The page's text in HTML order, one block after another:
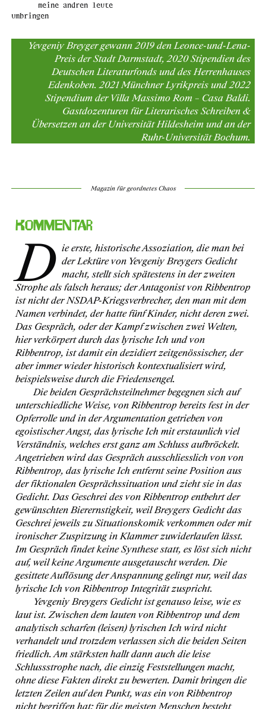
meine andren leute
umbringen
Yevgeniy Breyger gewann 2019 den Leonce-und-Lena-
Preis der Stadt Darmstadt, 2020 Stipendien des
Deutschen Literaturfonds und des Herrenhauses
Edenkoben. 2021 Münchner Lyrikpreis und 2022
Stipendium der Villa Massimo Rom – Casa Baldi.
Gastdozenturen für Literarisches Schreiben &
Übersetzen an der Universität Hildesheim und an der
Ruhr-Universität Bochum.
Magazin für geordnetes Chaos
Kommentar
D ie erste, historische Assoziation, die man bei
der Lektüre von Yevgeniy Breygers Gedicht
macht, stellt sich spätestens in der zweiten
Strophe als falsch heraus; der Antagonist von Ribbentrop
ist nicht der NSDAP-Kriegsverbrecher, den man mit dem
Namen verbindet, der hatte fünf Kinder, nicht deren zwei.
Das Gespräch, oder der Kampf zwischen zwei Welten,
hier verkörpert durch das lyrische Ich und von
Ribbentrop, ist damit ein dezidiert zeitgenössischer, der
aber immer wieder historisch kontextualisiert wird,
beispielsweise durch die Friedensengel.
Die beiden Gesprächsteilnehmer begegnen sich auf
unterschiedliche Weise, von Ribbentrop bereits fest in der
Opferrolle und in der Argumentation getrieben von
egoistischer Angst, das lyrische Ich mit erstaunlich viel
Verständnis, welches erst ganz am Schluss aufbröckelt.
Angetrieben wird das Gespräch ausschliesslich von von
Ribbentrop, das lyrische Ich entfernt seine Position aus
der fiktionalen Gesprächssituation und zieht sie in das
Gedicht. Das Geschrei des von Ribbentrop entbehrt der
gewünschten Bierernstigkeit, weil Breygers Gedicht das
Geschrei jeweils zu Situationskomik verkommen oder mit
ironischer Zuspitzung in Klammer zuwiderlaufen lässt.
Im Gespräch findet keine Synthese statt, es löst sich nicht
auf, weil keine Argumente ausgetauscht werden. Die
gesittete Auflösung der Anspannung gelingt nur, weil das
lyrische Ich von Ribbentrop Integrität zuspricht.
Yevgeniy Breygers Gedicht ist genauso leise, wie es
laut ist. Zwischen dem lauten von Ribbentrop und dem
analytisch scharfen (leisen) lyrischen Ich wird nicht
verhandelt und trotzdem verlassen sich die beiden Seiten
friedlich. Am stärksten hallt dann auch die leise
Schlussstrophe nach, die einzig Feststellungen macht,
ohne diese Fakten direkt zu bewerten. Damit bringen die
letzten Zeilen auf den Punkt, was ein von Ribbentrop
nicht begriffen hat: für die meisten Menschen besteht